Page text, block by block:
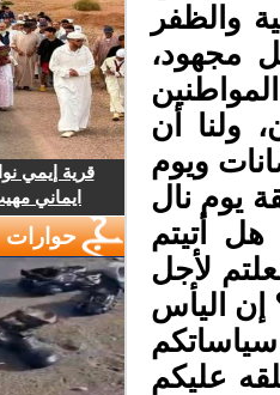
والظفر
مجهود،
ولنا أن
ويوم
يوم نال
أتيتم
لأجل
اليأس
عليكم
قرية إيمي
ايماني
حوارات